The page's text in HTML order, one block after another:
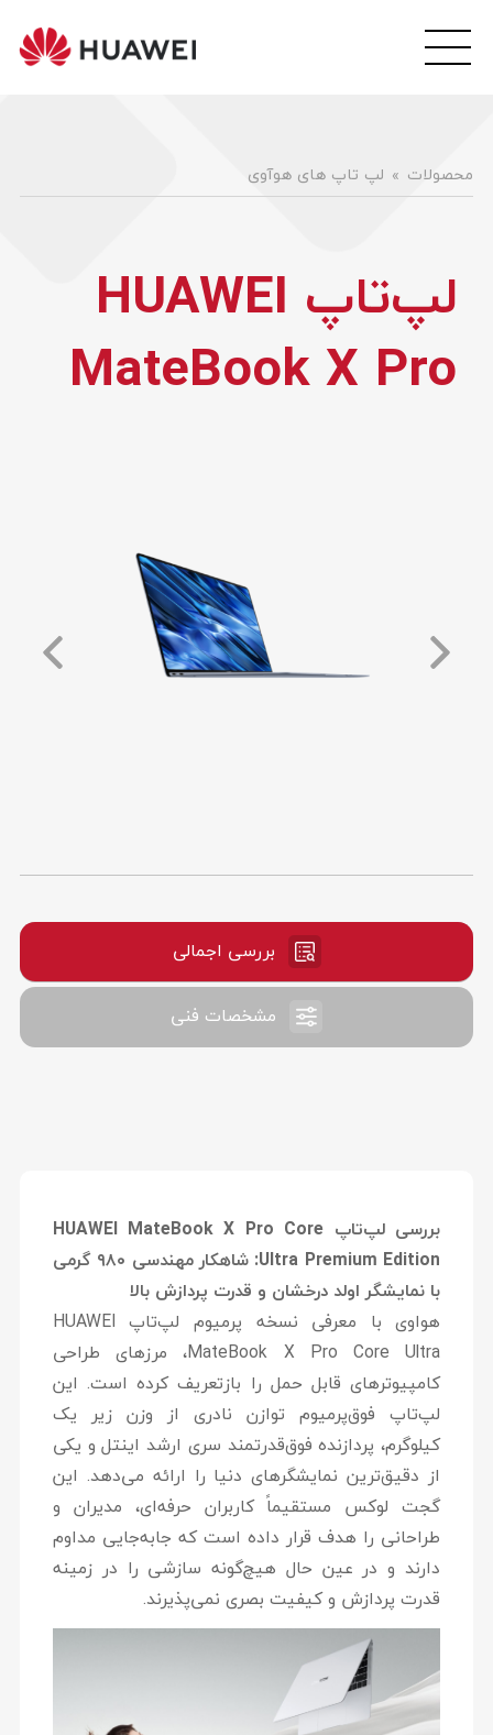
محصولات لپ تاپ های هوآوی
لپ‌تاپ HUAWEI
MateBook X Pro
بررسی اجمالی
مشخصات فنی
بررسی لپ‌تاپ HUAWEI MateBook X Pro Core
Ultra Premium Edition: شاهکار مهندسی ۹۸۰ گرمی
با نمایشگر اولد درخشان و قدرت پردازش بالا
هواوی با معرفی نسخه پرمیوم لپ‌تاپ HUAWEI
MateBook X Pro Core Ultra، مرزهای طراحی
کامپیوترهای قابل حمل را بازتعریف کرده است. این
لپ‌تاپ فوق‌پرمیوم توازن نادری از وزن زیر یک
کیلوگرم، پردازنده فوق‌قدرتمند سری ارشد اینتل و یکی
از دقیق‌ترین نمایشگرهای دنیا را ارائه می‌دهد. این
گجت لوکس مستقیماً کاربران حرفه‌ای، مدیران و
طراحانی را هدف قرار داده است که جابه‌جایی مداوم
دارند و در عین حال هیچ‌گونه سازشی را در زمینه
قدرت پردازش و کیفیت بصری نمی‌پذیرند.